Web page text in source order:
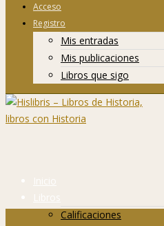
Acceso
Registro
Mis entradas
Mis publicaciones
Libros que sigo
Inicio
Libros
Calificaciones